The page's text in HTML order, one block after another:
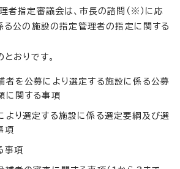
者指定審議会は、市長の諮問（※）に応
る公の施設の指定管理者の指定に関する
おりです。
者を公募により選定する施設に係る公募
に関する事項
より選定する施設に係る選定要綱及び選
項
事項